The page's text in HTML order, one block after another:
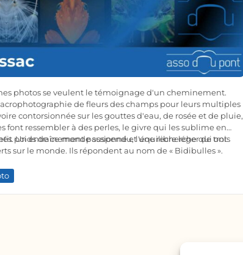
photos se veulent le témoignage d'un cheminement.
de fleurs des champs pour leurs multiples
contorsionnée sur les gouttes d'eau, de rosée et de pluie,
font ressembler à des perles, le givre qui les sublime en
poids de ce monde suspendu, l'équilibre léger de trois
Un entraînement passionné et une recherche qui ont
sur le monde. Ils répondent au nom de « Bidibulles ».